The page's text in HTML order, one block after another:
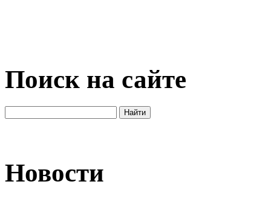
Поиск на сайте
Новости